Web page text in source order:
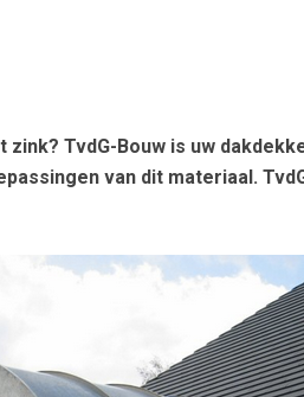
TvdG-Bouw is uw
van dit materiaal.